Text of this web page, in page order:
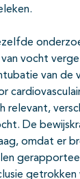
vocht
van de
relevant,
De
omdat er
getrokken